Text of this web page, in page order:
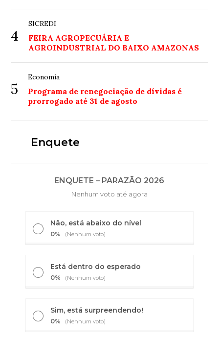
4
SICREDI
FEIRA AGROPECUÁRIA E
AGROINDUSTRIAL DO BAIXO AMAZONAS
5
Economia
Programa de renegociação de dívidas é
prorrogado até 31 de agosto
Enquete
ENQUETE – PARAZÃO 2026
Nenhum voto até agora
Não, está abaixo do nível
0% (Nenhum voto)
Está dentro do esperado
0% (Nenhum voto)
Sim, está surpreendendo!
0% (Nenhum voto)